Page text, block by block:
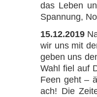
das Leben
Spannung,
15.12.2019
wir uns mit
geben uns
Wahl fiel auf
Feen geht –
ach! Die